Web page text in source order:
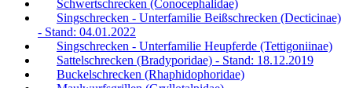
Schwertschrecken (Conocephalidae)
Singschrecken - Unterfamilie Beißschrecken (Decticinae)
- Stand: 04.01.2022
Singschrecken - Unterfamilie Heupferde (Tettigoniinae)
Sattelschrecken (Bradyporidae) - Stand: 18.12.2019
Buckelschrecken (Rhaphidophoridae)